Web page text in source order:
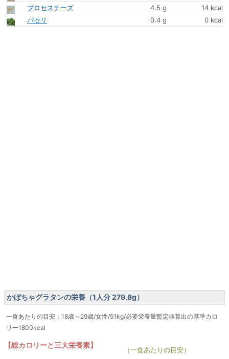
プロセスチーズ
4.5 g
14 kcal
パセリ
0.4 g 0 kcal
かぼちゃグラタンの栄養（1人分 279.8g）
一食あたりの目安：18歳～29歳/女性/51kg/必要栄養量暫定値算出の基準カロ
リー1800kcal
【総カロリーと三大栄養素】
（一食あたりの目安）